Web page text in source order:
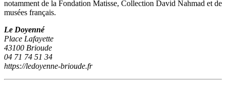
notamment de la Fondation Matisse, Collection David Nahmad et de
musées français.
Le Doyenné
Place Lafayette
43100 Brioude
04 71 74 51 34
https://ledoyenne-brioude.fr